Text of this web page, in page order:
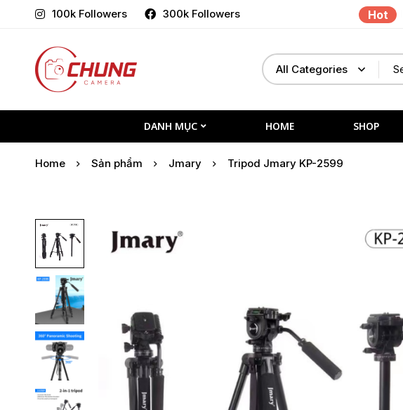
100k Followers 300k Followers Hot
Select
a
Search
for:
DANH MỤC HOME SHOP
Home Sản phẩm Jmary Tripod Jmary KP-2599